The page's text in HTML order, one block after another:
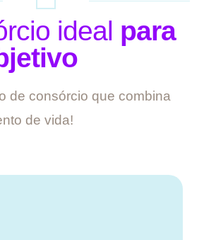
ideal para
de consórcio que combina
de vida!